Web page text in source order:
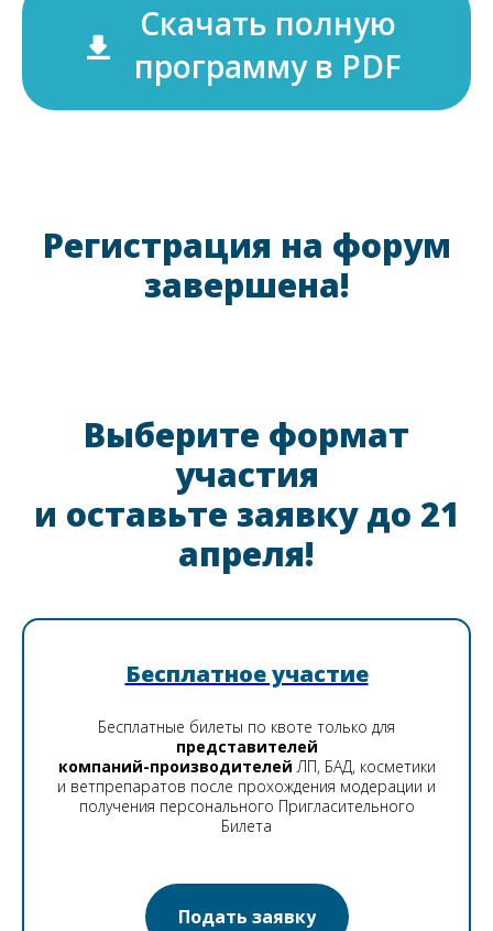
Скачать полную
программу в PDF
Регистрация на форум
завершена!
Выберите формат
участия
и оставьте заявку до 21
апреля!
Бесплатное участие
Бесплатные билеты по квоте только для
представителей
компаний-производителей ЛП, БАД, косметики
и ветпрепаратов после прохождения модерации и
получения персонального Пригласительного
Билета
Подать заявку